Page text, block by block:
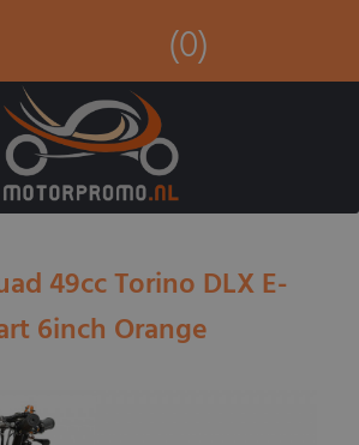
(0)
49cc Torino DLX E-
6inch Orange